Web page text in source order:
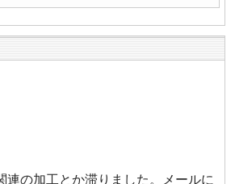
の加工とか滞りました。メールに